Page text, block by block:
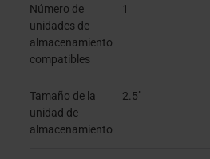
Número de
unidades de
almacenamiento
compatibles
1
Tamaño de la
unidad de
almacenamiento
2.5"